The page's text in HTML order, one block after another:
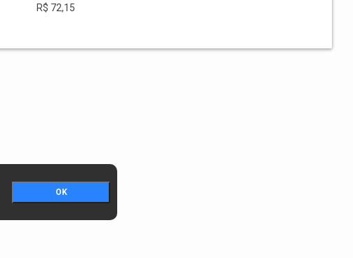
R$ 72,15
OK